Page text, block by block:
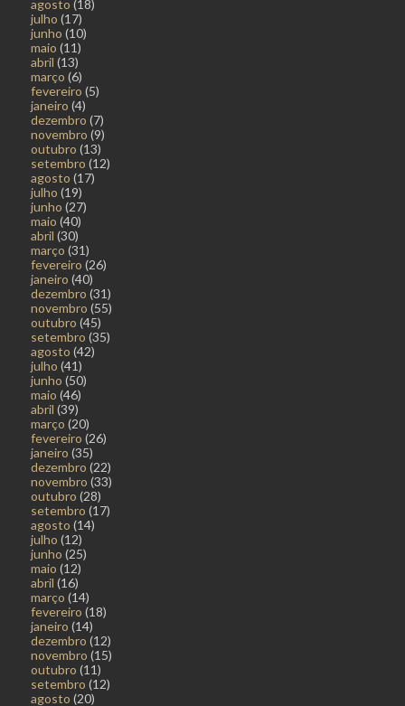
agosto (18)
julho (17)
junho (10)
maio (11)
abril (13)
março (6)
fevereiro (5)
janeiro (4)
dezembro (7)
novembro (9)
outubro (13)
setembro (12)
agosto (17)
julho (19)
junho (27)
maio (40)
abril (30)
março (31)
fevereiro (26)
janeiro (40)
dezembro (31)
novembro (55)
outubro (45)
setembro (35)
agosto (42)
julho (41)
junho (50)
maio (46)
abril (39)
março (20)
fevereiro (26)
janeiro (35)
dezembro (22)
novembro (33)
outubro (28)
setembro (17)
agosto (14)
julho (12)
junho (25)
maio (12)
abril (16)
março (14)
fevereiro (18)
janeiro (14)
dezembro (12)
novembro (15)
outubro (11)
setembro (12)
agosto (20)